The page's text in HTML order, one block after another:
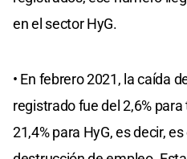
en el sector HyG.
• En febrero 2021, la caída
registrado fue del 2,6%
21,4% para HyG, es decir,